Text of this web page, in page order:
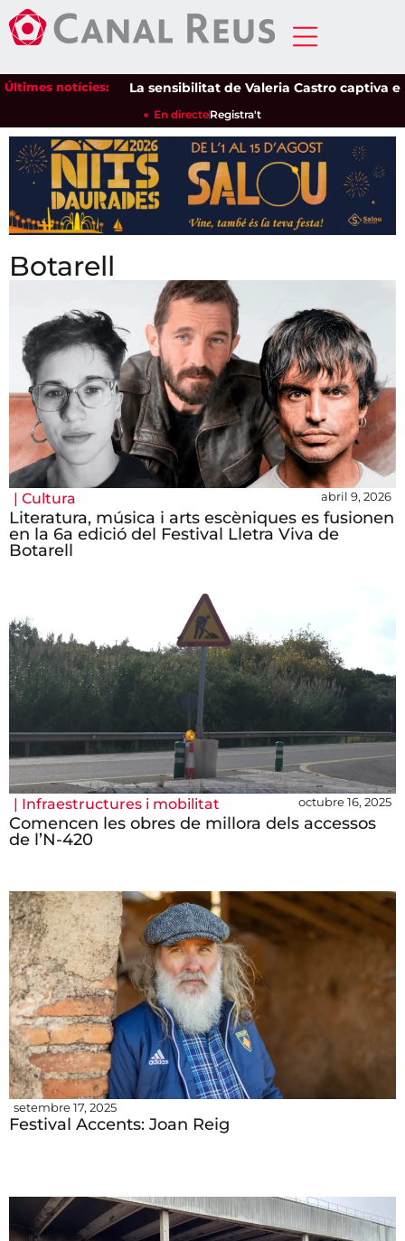
Últimes notícies:La sensibilitat de Valeria Castro captiva el
En directeRegistra't
Botarell
| Cultura abril 9, 2026
Literatura, música i arts escèniques es fusionen
en la 6a edició del Festival Lletra Viva de
Botarell
| Infraestructures i mobilitat octubre 16, 2025
Comencen les obres de millora dels accessos
de l’N-420
setembre 17, 2025
Festival Accents: Joan Reig